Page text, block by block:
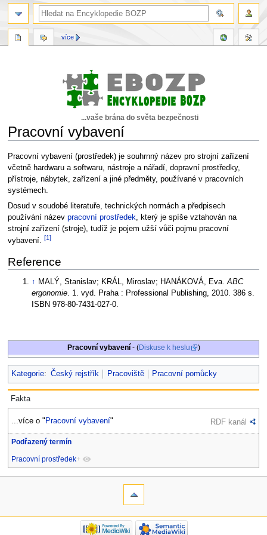
...vaše brána do světa bezpečnosti
Pracovní vybavení
Skočit
na
navigaci
Skočit
na
vyhledávání
Pracovní vybavení (prostředek) je souhrnný název pro strojní zařízení
včetně hardwaru a softwaru, nástroje a nářadí, dopravní prostředky,
přístroje, nábytek, zařízení a jiné předměty, používané v pracovních
systémech.
Dosud v soudobé literatuře, technických normách a předpisech
používání název pracovní prostředek , který je spíše vztahován na
strojní zařízení (stroje), tudíž je pojem užší vůči pojmu pracovní
vybavení.
[1]
Reference
↑ MALÝ, Stanislav; KRÁL, Miroslav; HANÁKOVÁ, Eva.ABC
ergonomie. 1. vyd. Praha : Professional Publishing, 2010. 386 s.
ISBN 978-80-7431-027-0.
Pracovní vybavení- (Diskuse k heslu )
Kategorie: Český rejstřík Pracoviště Pracovní pomůcky
Fakta
...více o " Pracovní vybavení" RDF kanál
Podřazený termín
Pracovní prostředek+
více